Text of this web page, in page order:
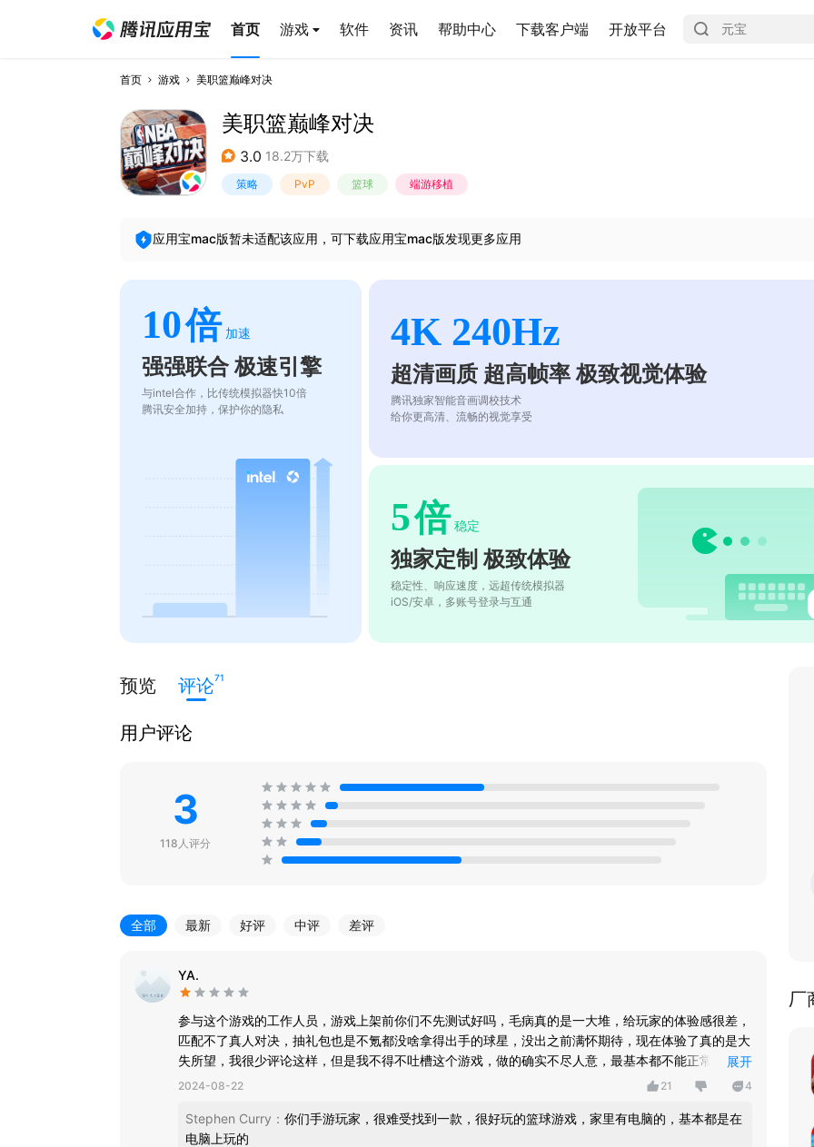
首页 游戏 软件 资讯 帮助中心 下载客户端 开放平台
首页 游戏 美职篮巅峰对决
美职篮巅峰对决
3.0 18.2万下载
策略 PvP 篮球 端游移植
应用宝mac版暂未适配该应用，可下载应用宝mac版发现更多应用
10倍 加速
强强联合 极速引擎
与intel合作，比传统模拟器快10倍
腾讯安全加持，保护你的隐私
4K 240Hz
超清画质 超高帧率 极致视觉体验
腾讯独家智能音画调校技术
给你更高清、流畅的视觉享受
5倍 稳定
独家定制 极致体验
稳定性、响应速度，远超传统模拟器
iOS/安卓，多账号登录与互通
预览 评论71
用户评论
3
118人评分
全部 最新 好评 中评 差评
YA.
参与这个游戏的工作人员，游戏上架前你们不先测试好吗，毛病真的是一大堆，给玩家的体验感很差，
匹配不了真人对决，抽礼包也是不氪都没啥拿得出手的球星，没出之前满怀期待，现在体验了真的是大
失所望，我很少评论这样，但是我不得不吐槽这个游戏，做的确实不尽人意，最基本都不能正常玩，我
开的5G网络打，都能给我卡住了。希望你们工作室能尽快玩家们反馈的问题，别做那种搬石头砸自己
展开
2024-08-22 21 4
Stephen Curry ： 你们手游玩家，很难受找到一款，很好玩的篮球游戏，家里有电脑的，基本都是在
电脑上玩的
厂